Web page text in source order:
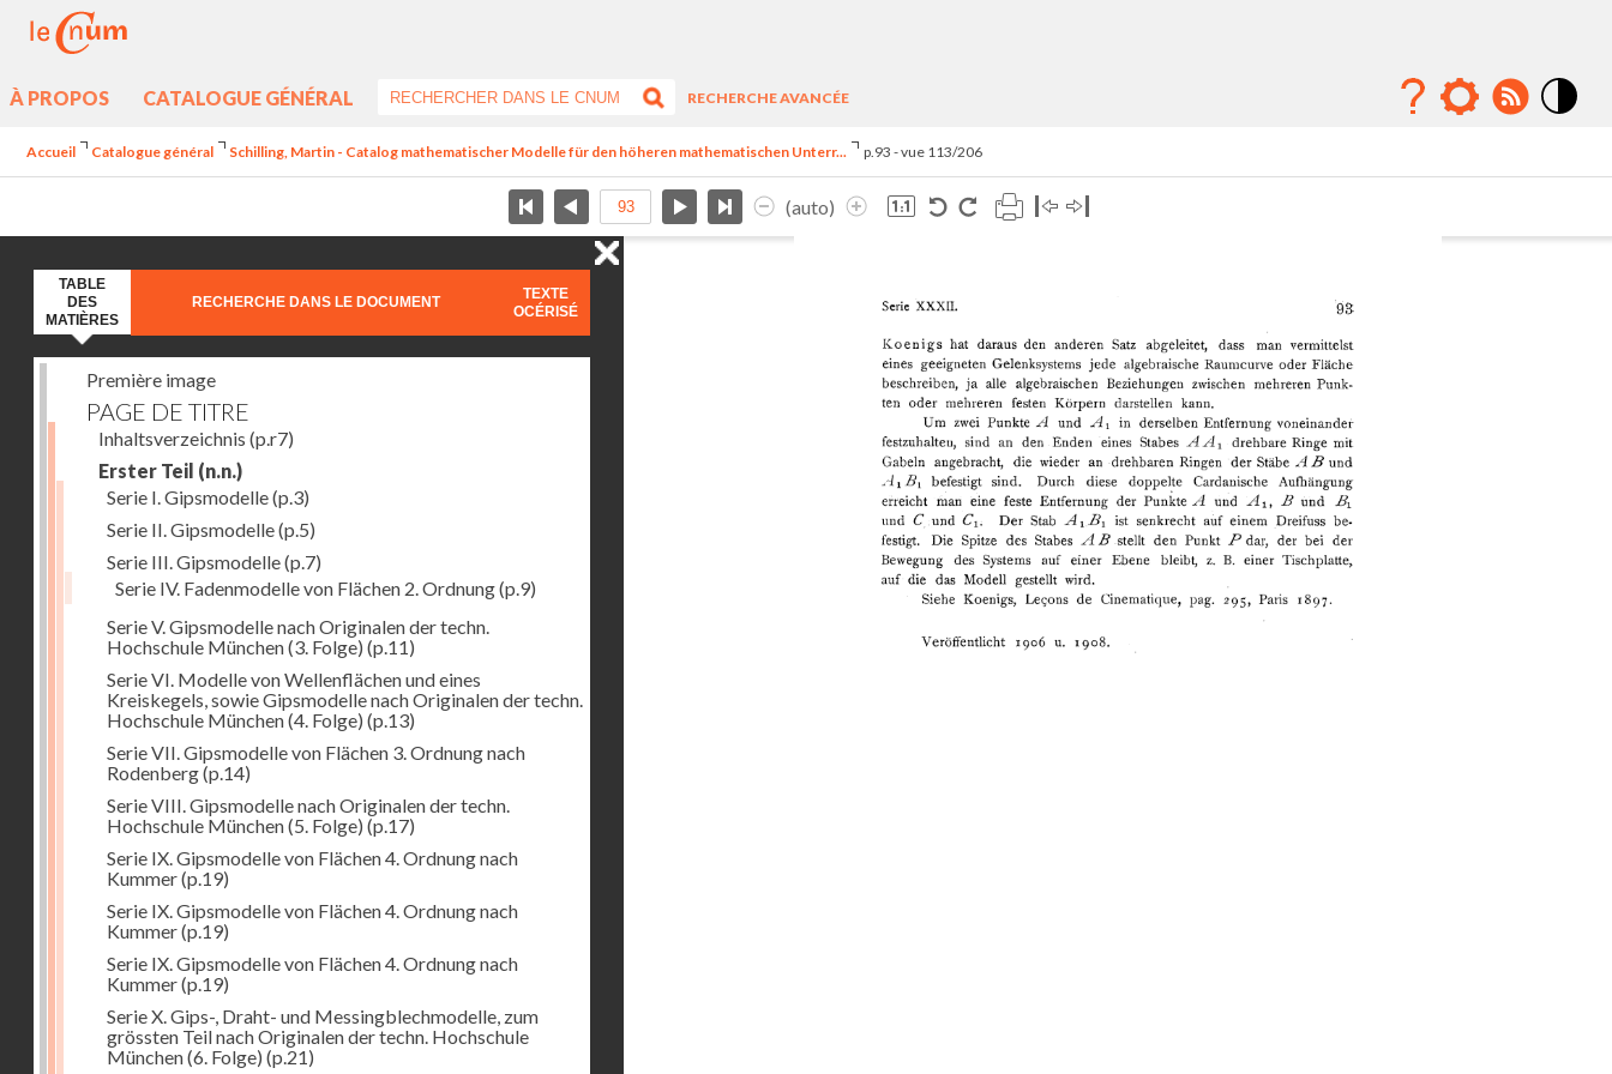
À PROPOS CATALOGUE GÉNÉRAL
RECHERCHE AVANCÉE
Accueil Catalogue général Schilling, Martin - Catalog mathematischer Modelle für den höheren mathematischen Unterr... p.93 - vue 113/206
(auto)
TABLE
DES
MATIÈRES
RECHERCHE DANS LE DOCUMENT
TEXTE
OCÉRISÉ
Première image
PAGE DE TITRE
Inhaltsverzeichnis (p.r7)
Erster Teil (n.n.)
Serie I. Gipsmodelle(p.3)
Serie II. Gipsmodelle(p.5)
Serie III. Gipsmodelle(p.7)
Serie IV. Fadenmodelle von Flächen 2. Ordnung(p.9)
Serie V. Gipsmodelle nach Originalen der techn.
Hochschule München (3. Folge) (p.11)
Serie VI. Modelle von Wellenflächen und eines
Kreiskegels, sowie Gipsmodelle nach Originalen der techn.
Hochschule München (4. Folge) (p.13)
Serie VII. Gipsmodelle von Flächen 3. Ordnung nach
Rodenberg(p.14)
Serie VIII. Gipsmodelle nach Originalen der techn.
Hochschule München (5. Folge) (p.17)
Serie IX. Gipsmodelle von Flächen 4. Ordnung nach
Kummer(p.19)
Serie IX. Gipsmodelle von Flächen 4. Ordnung nach
Kummer(p.19)
Serie IX. Gipsmodelle von Flächen 4. Ordnung nach
Kummer(p.19)
Serie X. Gips-, Draht- und Messingblechmodelle, zum
grössten Teil nach Originalen der techn. Hochschule
München (6. Folge) (p.21)